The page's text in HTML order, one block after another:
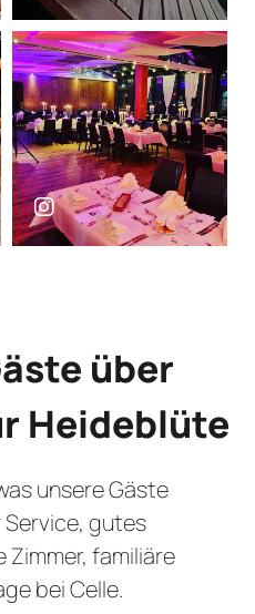
über
Heideblüte
unsere Gäste
gutes
familiäre
bei Celle.